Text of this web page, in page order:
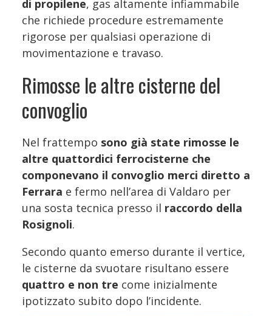
di propilene, gas altamente infiammabile
che richiede procedure estremamente
rigorose per qualsiasi operazione di
movimentazione e travaso.
Rimosse le altre cisterne del
convoglio
Nel frattempo sono già state rimosse le
altre quattordici ferrocisterne che
componevano il convoglio merci diretto a
Ferrara e fermo nell’area di Valdaro per
una sosta tecnica presso il raccordo della
Rosignoli.
Secondo quanto emerso durante il vertice,
le cisterne da svuotare risultano essere
quattro e non tre come inizialmente
ipotizzato subito dopo l’incidente.